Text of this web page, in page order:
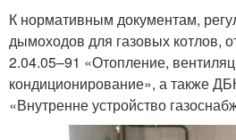
К нормативным документам,
дымоходов для газовых котлов,
2.04.05–91 «Отопление,
кондиционирование», а также
«Внутренне устройство